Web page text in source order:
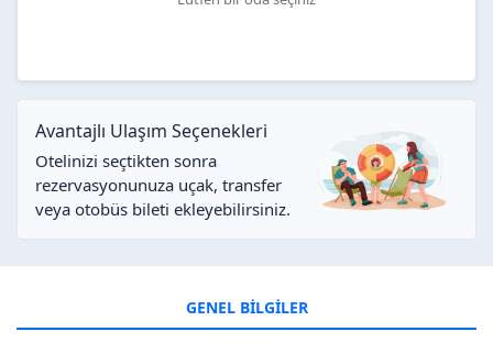
Avantajlı Ulaşım Seçenekleri
Otelinizi seçtikten sonra
rezervasyonunuza uçak, transfer
veya otobüs bileti ekleyebilirsiniz.
GENEL BİLGİLER